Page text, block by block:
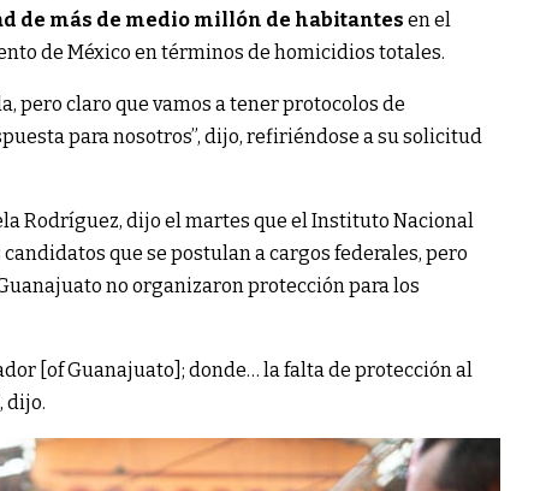
de más de medio millón de habitantes en el
de México en términos de homicidios totales.
pero claro que vamos a tener protocolos de
para nosotros”, dijo, refiriéndose a su solicitud
Rodríguez, dijo el martes que el Instituto Nacional
que se postulan a cargos federales, pero
no organizaron protección para los
[of Guanajuato]; donde… la falta de protección al
dijo.